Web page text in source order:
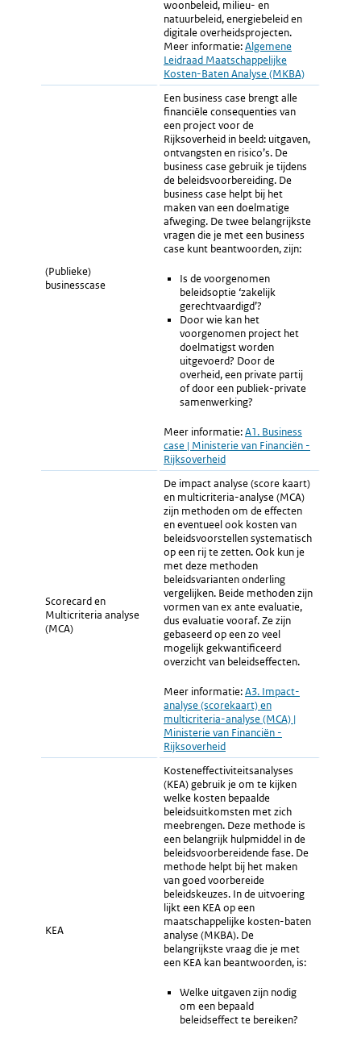
woonbeleid, milieu- en
natuurbeleid, energiebeleid en
digitale overheidsprojecten.
Meer informatie:Algemene
Leidraad Maatschappelijke
Kosten-Baten Analyse (MKBA)
(Publieke)
businesscase
Een business case brengt alle
financiële consequenties van
een project voor de
Rijksoverheid in beeld: uitgaven,
ontvangsten en risico’s. De
business case gebruik je tijdens
de beleidsvoorbereiding. De
business case helpt bij het
maken van een doelmatige
afweging. De twee belangrijkste
vragen die je met een business
case kunt beantwoorden, zijn:
Is de voorgenomen
beleidsoptie ‘zakelijk
gerechtvaardigd’?
Door wie kan het
voorgenomen project het
doelmatigst worden
uitgevoerd? Door de
overheid, een private partij
of door een publiek-private
samenwerking?
Meer informatie:Externe
link:
A1. Business
case | Ministerie van Financiën -
Rijksoverheid
Scorecard en
Multicriteria analyse
(MCA)
De impact analyse (score kaart)
en multicriteria-analyse (MCA)
zijn methoden om de effecten
en eventueel ook kosten van
beleidsvoorstellen systematisch
op een rij te zetten. Ook kun je
met deze methoden
beleidsvarianten onderling
vergelijken. Beide methoden zijn
vormen van ex ante evaluatie,
dus evaluatie vooraf. Ze zijn
gebaseerd op een zo veel
mogelijk gekwantificeerd
overzicht van beleidseffecten.
Meer informatie:Externe
link:
A3. Impact-
analyse (scorekaart) en
multicriteria-analyse (MCA) |
Ministerie van Financiën -
Rijksoverheid
KEA
Kosteneffectiviteitsanalyses
(KEA) gebruik je om te kijken
welke kosten bepaalde
beleidsuitkomsten met zich
meebrengen. Deze methode is
een belangrijk hulpmiddel in de
beleidsvoorbereidende fase. De
methode helpt bij het maken
van goed voorbereide
beleidskeuzes. In de uitvoering
lijkt een KEA op een
maatschappelijke kosten-baten
analyse (MKBA). De
belangrijkste vraag die je met
een KEA kan beantwoorden, is:
Welke uitgaven zijn nodig
om een bepaald
beleidseffect te bereiken?